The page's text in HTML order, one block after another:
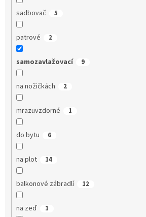
sadbovač 5
patrové 2
samozavlažovací 9
na nožičkách 2
mrazuvzdorné 1
do bytu 6
na plot 14
balkonové zábradlí 12
na zeď 1